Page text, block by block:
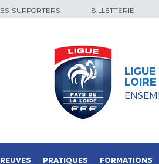
SUPPORTERS BILLETTERIE
LOIRE
PRATIQUES FORMATIONS